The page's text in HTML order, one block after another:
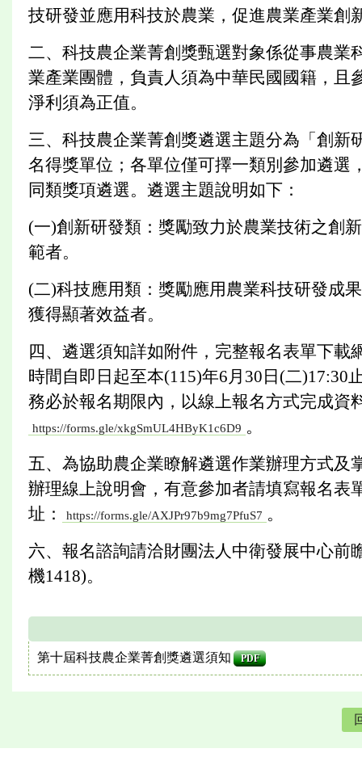
技研發並應用科技於農業，促進農業產業創
二、科技農企業菁創獎甄選對象係從事農
業產業團體，負責人須為中華民國國籍，且
淨利須為正值。
三、科技農企業菁創獎遴選主題分為「創新
名得獎單位；各單位僅可擇一類別參加遴選
同類獎項遴選。遴選主題說明如下：
(一)創新研發類：獎勵致力於農業技術之創
範者。
(二)科技應用類：獎勵應用農業科技研發成
獲得顯著效益者。
四、遴選須知詳如附件，完整報名表單下載
時間自即日起至本(115)年6月30日(二
務必於報名期限內，以線上報名方式完成資
https://forms.gle/xkgSmUL4HByK1c6D9
。
五、為協助農企業瞭解遴選作業辦理方式及
辦理線上說明會，有意參加者請填寫報名表
址：
https://forms.gle/AXJPr97b9mg7PfuS7
。
六、報名諮詢請洽財團法人中衛發展中心前
機1418)。
第十屆科技農企業菁創獎遴選須知 PDF